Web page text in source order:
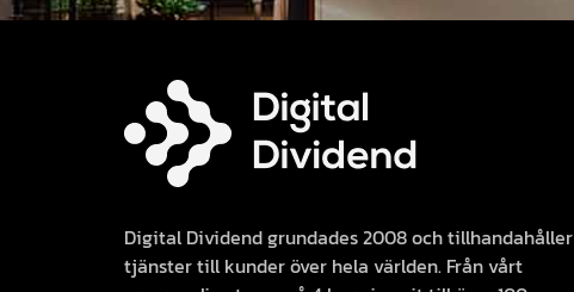
Digital Dividend grundades 2008 och tillhandahåller
tjänster till kunder över hela världen. Från vårt